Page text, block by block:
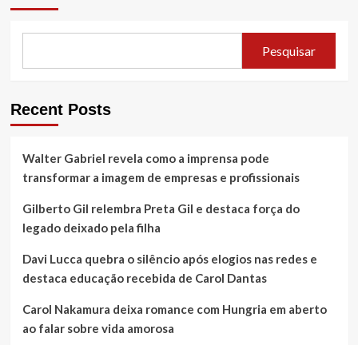
Pesquisar
Recent Posts
Walter Gabriel revela como a imprensa pode
transformar a imagem de empresas e profissionais
Gilberto Gil relembra Preta Gil e destaca força do
legado deixado pela filha
Davi Lucca quebra o silêncio após elogios nas redes e
destaca educação recebida de Carol Dantas
Carol Nakamura deixa romance com Hungria em aberto
ao falar sobre vida amorosa